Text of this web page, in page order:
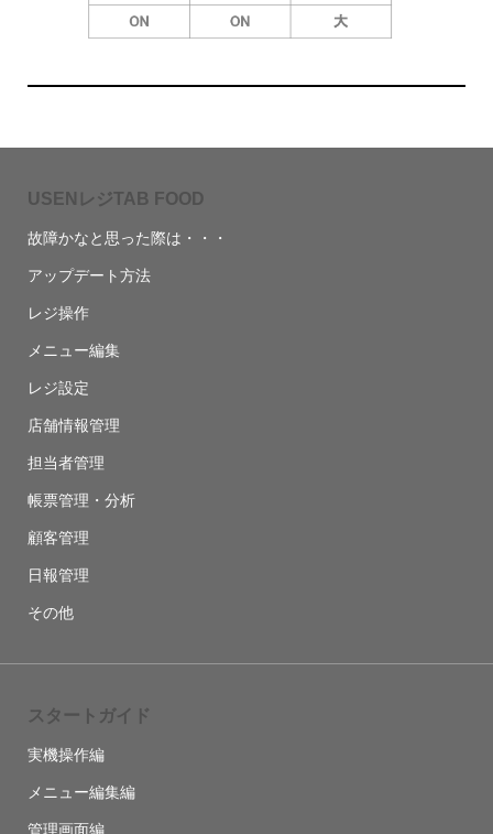
USENレジTAB FOOD
故障かなと思った際は・・・
アップデート方法
レジ操作
メニュー編集
レジ設定
店舗情報管理
担当者管理
帳票管理・分析
顧客管理
日報管理
その他
スタートガイド
実機操作編
メニュー編集編
管理画面編